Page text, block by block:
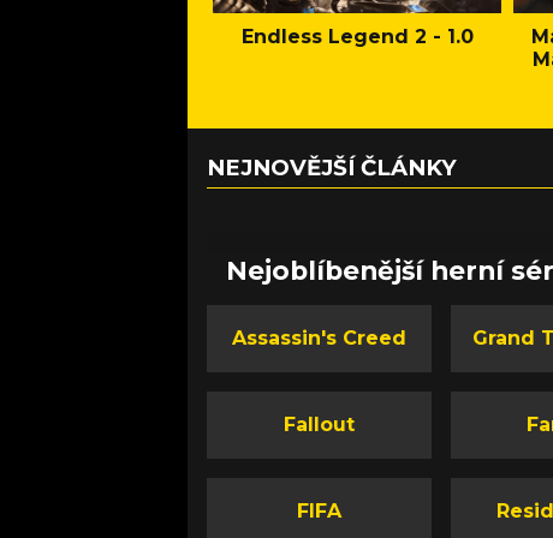
Endless Legend 2 - 1.0
NEJNOVĚJŠÍ ČLÁNKY
Nejoblíbenější herní
Assassin's Creed Grand
Fallout
FIFA